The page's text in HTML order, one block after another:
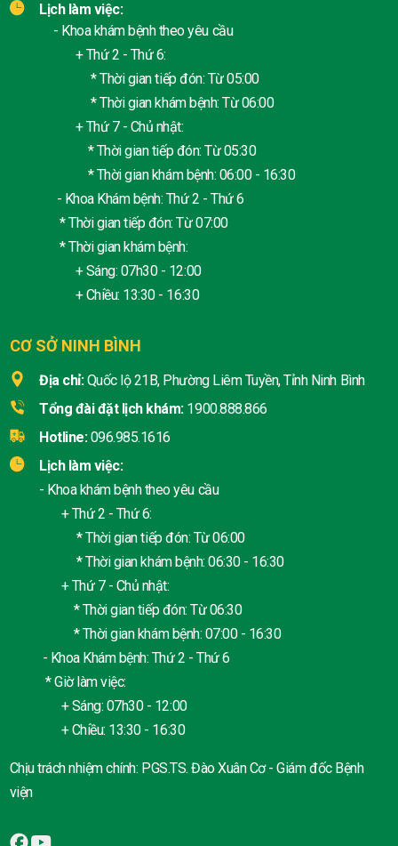
Lịch làm việc:
- Khoa khám bệnh theo yêu cầu
+ Thứ 2 - Thứ 6:
* Thời gian tiếp đón: Từ 05:00
* Thời gian khám bệnh: Từ 06:00
+ Thứ 7 - Chủ nhật:
* Thời gian tiếp đón: Từ 05:30
* Thời gian khám bệnh: 06:00 - 16:30
- Khoa Khám bệnh: Thứ 2 - Thứ 6
* Thời gian tiếp đón: Từ 07:00
* Thời gian khám bệnh:
+ Sáng: 07h30 - 12:00
+ Chiều: 13:30 - 16:30
CƠ SỞ NINH BÌNH
Địa chỉ: Quốc lộ 21B, Phường Liêm Tuyền, Tỉnh Ninh Bình
Tổng đài đặt lịch khám: 1900.888.866
Hotline: 096.985.1616
Lịch làm việc:
- Khoa khám bệnh theo yêu cầu
+ Thứ 2 - Thứ 6:
* Thời gian tiếp đón: Từ 06:00
* Thời gian khám bệnh: 06:30 - 16:30
+ Thứ 7 - Chủ nhật:
* Thời gian tiếp đón: Từ 06:30
* Thời gian khám bệnh: 07:00 - 16:30
- Khoa Khám bệnh: Thứ 2 - Thứ 6
* Giờ làm việc:
+ Sáng: 07h30 - 12:00
+ Chiều: 13:30 - 16:30
Chịu trách nhiệm chính: PGS.TS. Đào Xuân Cơ - Giám đốc Bệnh
viện